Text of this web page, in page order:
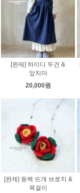
[완제] 하이디 두건 &
앞치마
20,000원
[완제] 동백 뜨개 브로치 &
목걸이